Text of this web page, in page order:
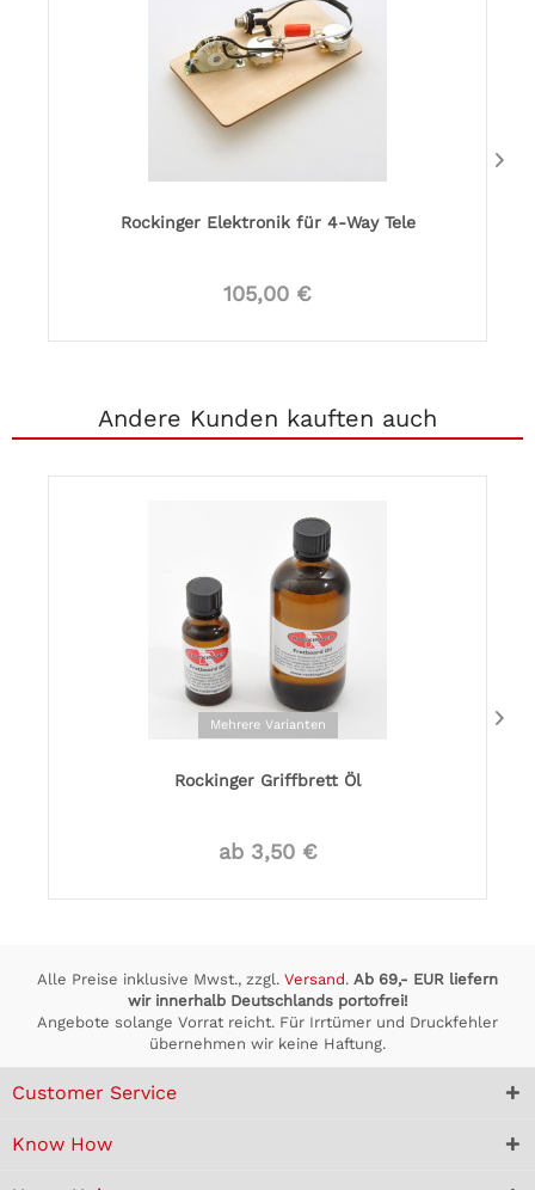
Rockinger Elektronik für 4-Way Tele
105,00 €
Andere Kunden kauften auch
Mehrere Varianten
Rockinger Griffbrett Öl
ab 3,50 €
Alle Preise inklusive Mwst., zzgl. Versand. Ab 69,- EUR liefern
wir innerhalb Deutschlands portofrei!
Angebote solange Vorrat reicht. Für Irrtümer und Druckfehler
übernehmen wir keine Haftung.
Customer Service
Know How